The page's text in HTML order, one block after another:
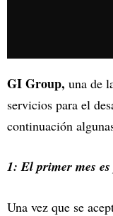
GI Group, una de
servicios para el
continuación
1: El primer mes
Una vez que se